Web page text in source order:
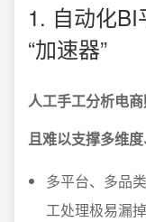
1. 自动化
“加速器”
人工手工分析电
且难以支撑多维度
多平台、多品
工处理极易漏